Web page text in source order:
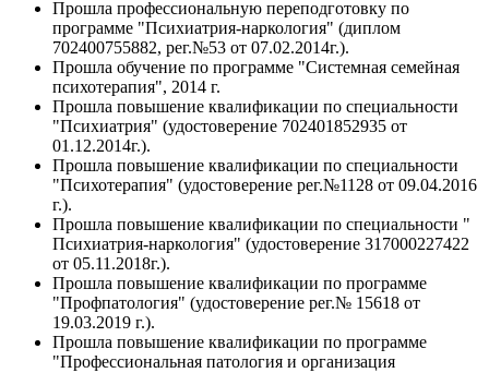
Прошла профессиональную переподготовку по
программе "Психиатрия-наркология" (диплом
702400755882, рег.№53 от 07.02.2014г.).
Прошла обучение по программе "Системная семейная
психотерапия", 2014 г.
Прошла повышение квалификации по специальности
"Психиатрия" (удостоверение 702401852935 от
01.12.2014г.).
Прошла повышение квалификации по специальности
"Психотерапия" (удостоверение рег.№1128 от 09.04.2016
г.).
Прошла повышение квалификации по специальности "
Психиатрия-наркология" (удостоверение 317000227422
от 05.11.2018г.).
Прошла повышение квалификации по программе
"Профпатология" (удостоверение рег.№ 15618 от
19.03.2019 г.).
Прошла повышение квалификации по программе
"Профессиональная патология и организация